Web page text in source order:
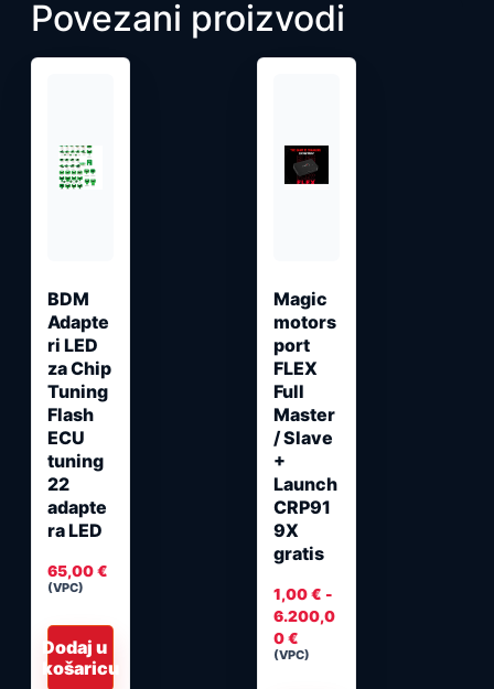
Povezani proizvodi
BDM
Adapte
ri LED
za Chip
Tuning
Flash
ECU
tuning
22
adapte
ra LED
65,00€
(VPC)
Dodaj u
košaricu
Magic
motors
port
FLEX
Full
Master
/ Slave
+
Launch
CRP91
9X
gratis
1,00€ -
6.200,0
0€
cijena:
(VPC)
više
varijanti.
odabrati
na
stranici
proizvoda